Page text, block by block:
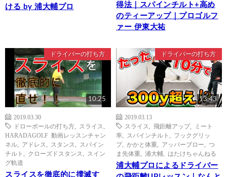
ける by 浦大輔プロ
得法｜スパインチルト+高め
のティーアップ｜プロゴルフ
ァー 伊東大祐
ドライバーの打ち方
10:25
2019.03.30
ドローボールの打ち方
スライス
HARADAGOLF 動画レッスンチャン
ネル
アドレス スタンス
スパイン
チルト
クローズドスタンス
スイン
グ軌道
スライスを徹底的に撲滅す
ドライバーの打ち方
13:43
2019.03.13
スライス
飛距離アップ,
ミート
率
スパインチルト
フックグリッ
プ, かかと体重 アッパーブロー
つ
ま先体重
浦大輔 はたけちゃんねる
浦大輔プロによるドライバー